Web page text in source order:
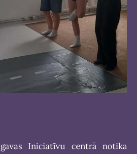
Iniciatīvu centrā notika